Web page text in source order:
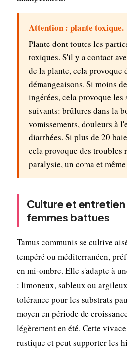
Attention : plante toxique.
Plante dont toutes les
toxiques. S'il y a contact
de la plante, cela provoque
démangeaisons. Si moins
ingérées, cela provoque les
suivants: brûlures dans la
vomissements, douleurs à
diarrhées. Si plus de 20
cela provoque des troubles
paralysie, un coma et
Culture et
femmes battues
Tamus communis se cultive
tempéré ou méditerranéen,
en mi-ombre. Elle s'adapte à
: limoneux, sableux ou
tolérance pour les substrats
moyen en période de
légèrement en été. Cette
rustique et peut supporter les